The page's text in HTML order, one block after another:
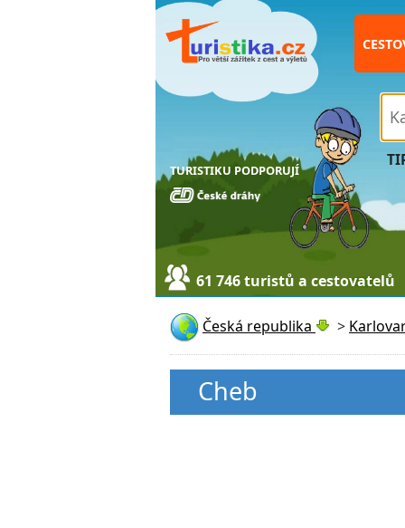
TURISTIKU PODPORUJÍ
61 746 turistů a cestovatelů
Česká republika >
Cheb